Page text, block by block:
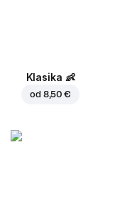
Klasika 👶
od 8,50 €